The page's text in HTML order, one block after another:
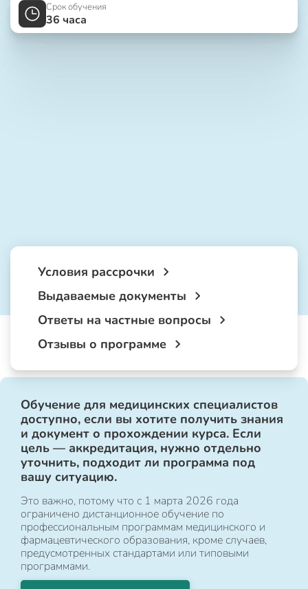
Срок обучения
36 часа
Условия рассрочки
Выдаваемые документы
Ответы на частные вопросы
Отзывы о программе
Обучение для медицинских специалистов
доступно, если вы хотите получить знания
и документ о прохождении курса. Если
цель — аккредитация, нужно отдельно
уточнить, подходит ли программа под
вашу ситуацию.
Это важно, потому что с 1 марта 2026 года
ограничено дистанционное обучение по
профессиональным программам медицинского и
фармацевтического образования, кроме случаев,
предусмотренных стандартами или типовыми
программами.